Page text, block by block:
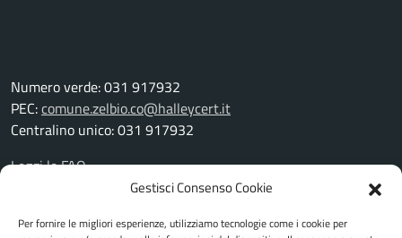
Gestisci Consenso Cookie
Per fornire le migliori esperienze, utilizziamo tecnologie come i cookie per
Numero verde: 031 917932
PEC:comune.zelbio.co@halleycert.it
Centralino unico: 031 917932
Leggi le FAQ
Prenotazione appuntamento
Richiesta assistenza